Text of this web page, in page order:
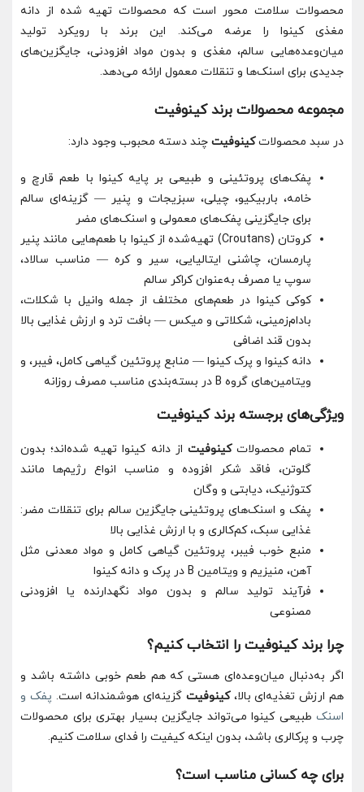
محصولات سلامت محور است که محصولات تهیه شده از دانه
مغذی کینوا را عرضه می‌کند. این برند با رویکرد تولید
میان‌وعده‌هایی سالم، مغذی و بدون مواد افزودنی، جایگزین‌های
جدیدی برای اسنک‌ها و تنقلات معمول ارائه می‌دهد.
مجموعه محصولات برند کینوفیت
در سبد محصولاتکینوفیت چند دسته محبوب وجود دارد:
پفک‌های پروتئینی و طبیعی بر پایه کینوا با طعم قارچ و
خامه، باربیکیو، چیلی، سبزیجات و پنیر — گزینه‌ای سالم
برای جایگزینی پفک‌های معمولی و اسنک‌های مضر
کروتان‌ (Croutans) تهیه‌شده از کینوا با طعم‌هایی مانند پنیر
پارمسان، چاشنی ایتالیایی، سیر و کره — مناسب سالاد،
سوپ یا مصرف به‌عنوان کراکر سالم
کوکی کینوا در طعم‌های مختلف از جمله وانیل با شکلات،
بادام‌زمینی، شکلاتی و میکس — بافت ترد و ارزش غذایی بالا
بدون قند اضافی
دانه کینوا و پرک کینوا — منابع پروتئین گیاهی کامل، فیبر، و
ویتامین‌های گروه B در بسته‌بندی مناسب مصرف روزانه
ویژگی‌های برجسته برند کینوفیت
تمام محصولاتکینوفیت از دانه کینوا تهیه شده‌اند؛ بدون
گلوتن، فاقد شکر افزوده و مناسب انواع رژیم‌ها مانند
کتوژنیک، دیابتی و وگان
پفک و اسنک‌های پروتئینی جایگزین سالم برای تنقلات مضر:
غذایی سبک، کم‌کالری و با ارزش غذایی بالا
منبع خوب فیبر، پروتئین گیاهی کامل و مواد معدنی مثل
آهن، منیزیم و ویتامین B در پرک و دانه کینوا
فرآیند تولید سالم و بدون مواد نگهدارنده یا افزودنی
مصنوعی
چرا برند کینوفیت را انتخاب کنیم؟
اگر به‌دنبال میان‌وعده‌ای هستی که هم طعم خوبی داشته باشد و
هم ارزش تغذیه‌ای بالا،کینوفیت گزینه‌ای هوشمندانه است. پفک و
اسنک طبیعی کینوا می‌تواند جایگزین بسیار بهتری برای محصولات
چرب و پرکالری باشد، بدون اینکه کیفیت را فدای سلامت کنیم.
برای چه کسانی مناسب است؟